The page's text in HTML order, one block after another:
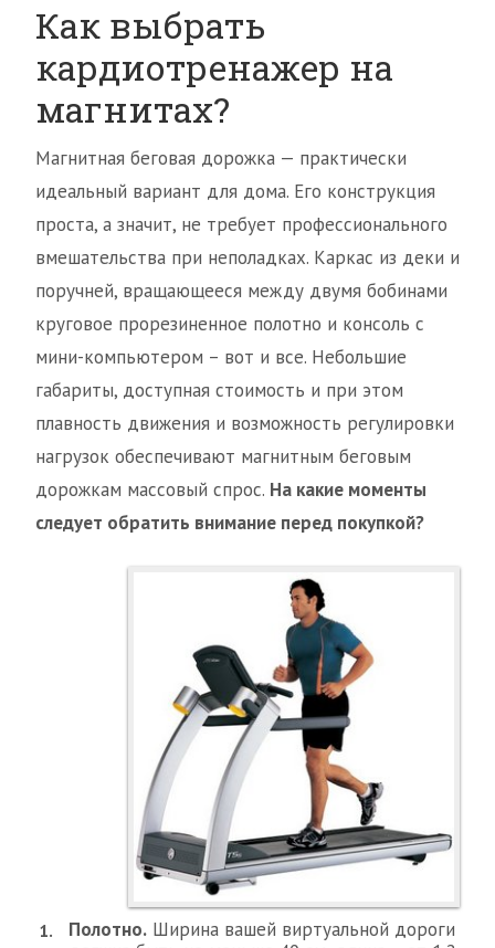
Как выбрать
кардиотренажер на
магнитах?
Магнитная беговая дорожка — практически
идеальный вариант для дома. Его конструкция
проста, а значит, не требует профессионального
вмешательства при неполадках. Каркас из деки и
поручней, вращающееся между двумя бобинами
круговое прорезиненное полотно и консоль с
мини-компьютером – вот и все. Небольшие
габариты, доступная стоимость и при этом
плавность движения и возможность регулировки
нагрузок обеспечивают магнитным беговым
дорожкам массовый спрос. На какие моменты
следует обратить внимание перед покупкой?
Полотно. Ширина вашей виртуальной дороги